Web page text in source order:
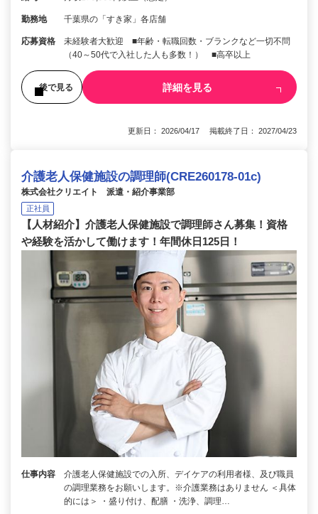
勤務地 千葉県の「すき家」各店舗
応募資格
未経験者大歓迎 ■年齢・転職回数・ブランクなど一切不問
（40～50代で入社した人も多数！） ■高卒以上
後で見る 詳細を見る
更新日： 2026/04/17 掲載終了日： 2027/04/23
介護老人保健施設の調理師(CRE260178-01c)
株式会社クリエイト 派遣・紹介事業部
正社員
【人材紹介】介護老人保健施設で調理師さん募集！資格
や経験を活かして働けます！年間休日125日！
仕事内容
介護老人保健施設での入所、デイケアの利用者様、及び職員
の調理業務をお願いします。※介護業務はありません ＜具体
的には＞ ・盛り付け、配膳 ・洗浄、調理…